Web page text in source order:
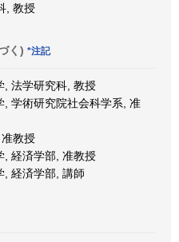
, 教授
く) *注記
, 法学研究科, 教授
学術研究院社会科学系, 准
教授
, 経済学部, 准教授
, 経済学部, 講師